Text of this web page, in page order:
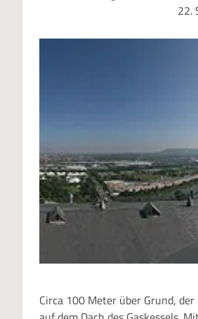
22.
Circa 100 Meter über Grund,